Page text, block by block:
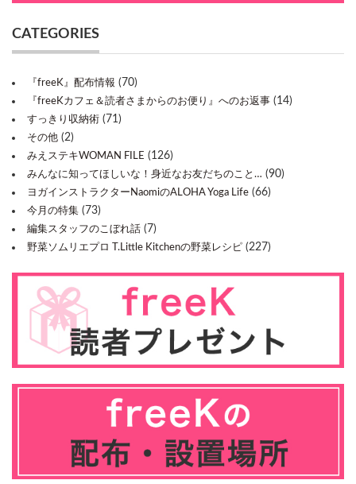
CATEGORIES
『freeK』配布情報 (70)
『freeKカフェ＆読者さまからのお便り』へのお返事 (14)
すっきり収納術 (71)
その他 (2)
みえステキWOMAN FILE (126)
みんなに知ってほしいな！身近なお友だちのこと… (90)
ヨガインストラクターNaomiのALOHA Yoga Life (66)
今月の特集 (73)
編集スタッフのこぼれ話 (7)
野菜ソムリエプロ T.Little Kitchenの野菜レシピ (227)